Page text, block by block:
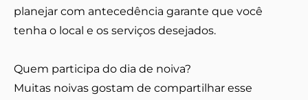
planejar com antecedência garante que você
tenha o local e os serviços desejados.
Quem participa do dia de noiva?
Muitas noivas gostam de compartilhar esse